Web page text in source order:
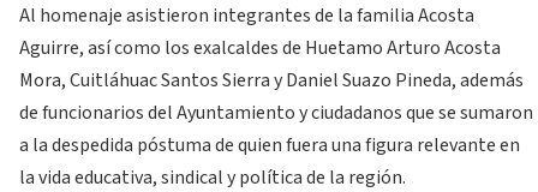
Al homenaje asistieron integrantes de la familia Acosta
Aguirre, así como los exalcaldes de Huetamo Arturo Acosta
Mora, Cuitláhuac Santos Sierra y Daniel Suazo Pineda, además
de funcionarios del Ayuntamiento y ciudadanos que se sumaron
a la despedida póstuma de quien fuera una figura relevante en
la vida educativa, sindical y política de la región.